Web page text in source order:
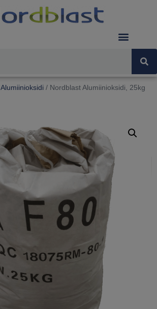
Alumiinioksidi / Nordblast Alumiinioksidi, 25kg